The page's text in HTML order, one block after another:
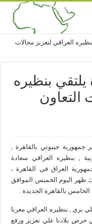
العراقي لتعزيز مجالات
بنظيره
التعاون
جيبوتي بالقاهرة ,
, بنظيره العراقي سعادة
العراق في القاهرة ،
ظهر اليوم الخميس الموافق
بري , بنظيره العراقي معربا
حرص بلادنا علي تعزيز ورفع